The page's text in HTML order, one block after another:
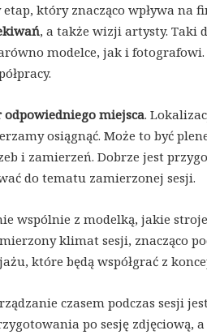
który znacząco wpływa na
, a także wizji artysty. Taki
modelce, jak i fotografowi.
odpowiedniego miejsca.
osiągnąć. Może to być
i zamierzeń. Dobrze jest
do tematu zamierzonej sesji.
wspólnie z modelką, jakie
klimat sesji, znacząco
które będą współgrać z
czasem podczas sesji
po sesję zdjęciową,